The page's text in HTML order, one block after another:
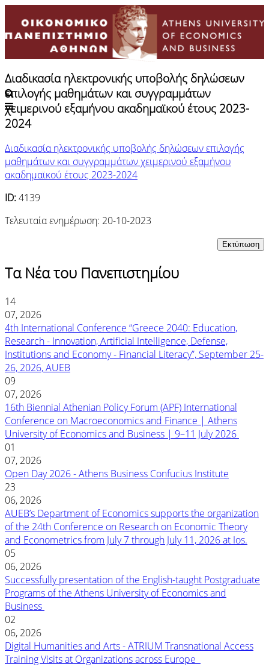
Alumni|e-shop
Διαδικασία ηλεκτρονικής υποβολής δηλώσεων
επιλογής μαθημάτων και συγγραμμάτων
χειμερινού εξαμήνου ακαδημαϊκού έτους 2023-
2024
Διαδικασία ηλεκτρονικής υποβολής δηλώσεων επιλογής
μαθημάτων και συγγραμμάτων χειμερινού εξαμήνου
ακαδημαϊκού έτους 2023-2024
ID:4139
Τελευταία ενημέρωση: 20-10-2023
Τα Νέα του Πανεπιστημίου
14
07, 2026
4th International Conference “Greece 2040: Education,
Research - Innovation, Artificial Intelligence, Defense,
Institutions and Economy - Financial Literacy”, September 25-
26, 2026, AUEB
09
07, 2026
16th Biennial Athenian Policy Forum (APF) International
Conference on Macroeconomics and Finance | Athens
University of Economics and Business | 9–11 July 2026
01
07, 2026
Open Day 2026 - Athens Business Confucius Institute
23
06, 2026
AUEB’s Department of Economics supports the organization
of the 24th Conference on Research on Economic Theory
and Econometrics from July 7 through July 11, 2026 at Ios.
05
06, 2026
Successfully presentation of the English-taught Postgraduate
Programs of the Athens University of Economics and
Business
02
06, 2026
Digital Humanities and Arts - ATRIUM Transnational Access
Training Visits at Organizations across Europe